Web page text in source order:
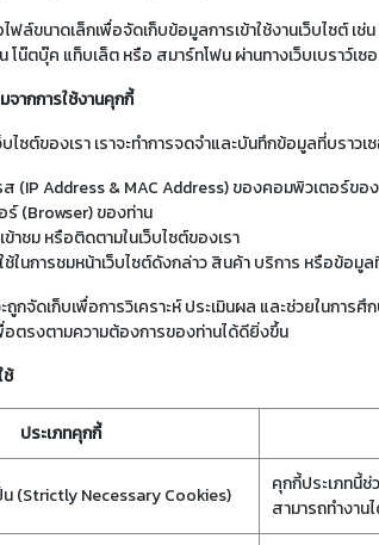
ฟล์ขนาดเล็กเพื่อจัดเก็บข้อมูลการเข้าใช้งานเว็บไซต์
โน๊ตบุ๊ค แท็บเล็ต หรือ สมาร์ทโฟน ผ่านทางเว็บเบราว์เซ
จากการใช้งานคุกกี้
บไซต์ของเรา เราจะทำการจดจำและบันทึกข้อมูลที่บรา
(IP Address & MAC Address) ของคอมพิวเตอร์ขอ
(Browser) ของท่าน
าชม หรือติดตามในเว็บไซต์ของเรา
ช้ในการชมหน้าเว็บไซต์ดังกล่าว สินค้า บริการ หรือข้อ
ถูกจัดเก็บเพื่อการวิเคราะห์ ประเมินผล และช่วยในกา
ตรงตามความต้องการของท่านได้ดียิ่งขึ้น
ช้
ประเภทคุกกี้
น (Strictly Necessary Cookies)
คุกกี้ประเภทนี้ช่
สามารถทำงาน